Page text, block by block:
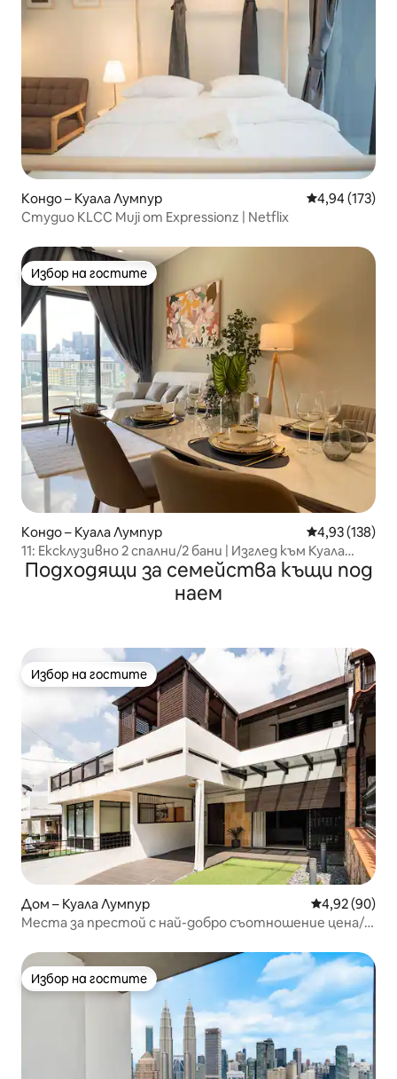
Кондо – Куала Лумпур Средна
4,94 (173)
Студио KLCC Muji от Expressionz | Netflix
Избор на гостите
Избор на гостите
Кондо – Куала Лумпур Средна
4,93 (138)
11: Ексклузивно 2 спални/2 бани | Изглед към Куала
Лумпур | Близо до метро и мол
Подходящи за семейства къщи под
наем
Избор на гостите
Избор на гостите
Дом – Куала Лумпур Средна
4,92 (90)
Места за престой с най-добро съотношение цена/
Избор на гостите
Избор на гостите